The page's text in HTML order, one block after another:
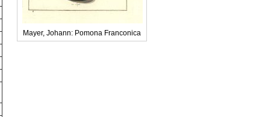
Mayer, Johann: Pomona Franconica